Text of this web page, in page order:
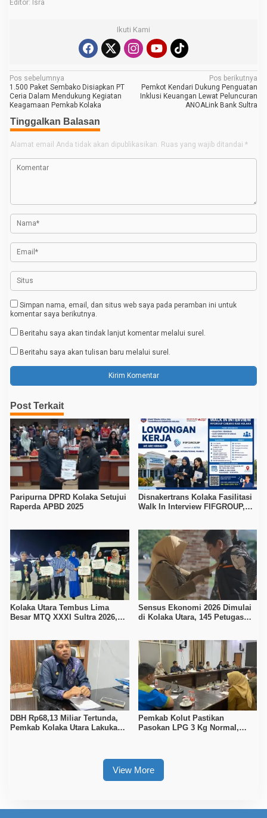
Editor: Isra
Ikuti Kami
N
a
v
i
g
a
p
o
s
Pos sebelumnya
1.500 Paket Sembako Disiapkan PT
Ceria Dalam Mendukung Kegiatan
Keagamaan Pemkab Kolaka
Pos berikutnya
Pemkot Kendari Dukung Penguatan
Inklusi Keuangan Lewat Peluncuran
ANOALink Bank Sultra
Tinggalkan Balasan
Alamat email Anda tidak akan dipublikasikan. Ruas yang wajib ditandai *
Simpan nama, email, dan situs web saya pada peramban ini untuk
komentar saya berikutnya.
Beritahu saya akan tindak lanjut komentar melalui surel.
Beritahu saya akan tulisan baru melalui surel.
Post Terkait
Paripurna DPRD Kolaka Setujui
Raperda APBD 2025
Disnakertrans Kolaka Fasilitasi
Walk In Interview FIFGROUP,
Kolaka Utara Tembus Lima
Besar MTQ XXXI Sultra 2026,
Sensus Ekonomi 2026 Dimulai
di Kolaka Utara, 145 Petugas
DBH Rp68,13 Miliar Tertunda,
Pemkab Kolaka Utara Lakukan
Pemkab Kolut Pastikan
Pasokan LPG 3 Kg Normal,
View More